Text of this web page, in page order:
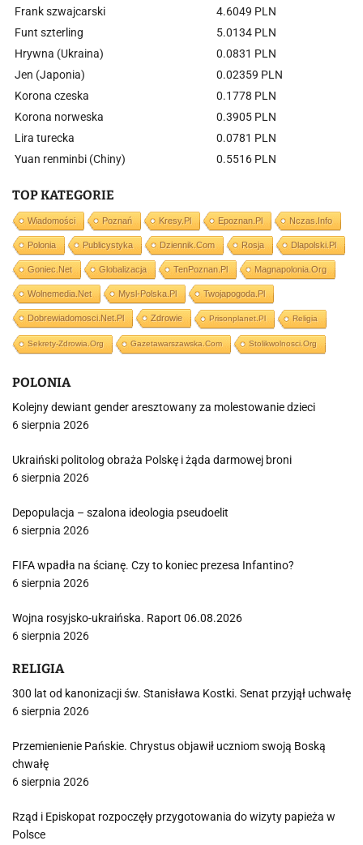
Frank szwajcarski
4.6049 PLN
Funt szterling
5.0134 PLN
Hrywna (Ukraina)
0.0831 PLN
Jen (Japonia)
0.02359 PLN
Korona czeska
0.1778 PLN
Korona norweska
0.3905 PLN
Lira turecka
0.0781 PLN
Yuan renminbi (Chiny)
0.5516 PLN
TOP KATEGORIE
Wiadomości Poznań Kresy.pl Epoznan.pl Nczas.info
Polonia Publicystyka Dziennik.com Rosja Dlapolski.pl
Goniec.net Globalizacja TenPoznan.pl Magnapolonia.org
Wolnemedia.net Mysl-Polska.pl Twojapogoda.pl
Dobrewiadomosci.net.pl Zdrowie Prisonplanet.pl Religia
Sekrety-Zdrowia.org Gazetawarszawska.com Stolikwolnosci.org
POLONIA
Kolejny dewiant gender aresztowany za molestowanie dzieci
6 sierpnia 2026
Ukraiński politolog obraża Polskę i żąda darmowej broni
6 sierpnia 2026
Depopulacja – szalona ideologia pseudoelit
6 sierpnia 2026
FIFA wpadła na ścianę. Czy to koniec prezesa Infantino?
6 sierpnia 2026
Wojna rosyjsko-ukraińska. Raport 06.08.2026
6 sierpnia 2026
RELIGIA
300 lat od kanonizacji św. Stanisława Kostki. Senat przyjął uchwałę
6 sierpnia 2026
Przemienienie Pańskie. Chrystus objawił uczniom swoją Boską
chwałę
6 sierpnia 2026
Rząd i Episkopat rozpoczęły przygotowania do wizyty papieża w
Polsce